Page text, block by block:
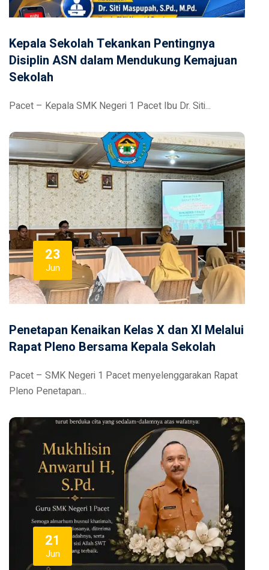
Kepala Sekolah Tekankan Pentingnya
Disiplin ASN dalam Mendukung Kemajuan
Sekolah
Pacet – Kepala SMK Negeri 1 Pacet Ibu Dr. Siti...
23
Jun
Penetapan Kenaikan Kelas X dan XI Melalui
Rapat Pleno Bersama Kepala Sekolah
Pacet – SMK Negeri 1 Pacet menyelenggarakan Rapat
Pleno Penetapan...
21
Jun